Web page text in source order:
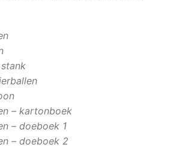
– kartonboek
– doeboek 1
– doeboek 2